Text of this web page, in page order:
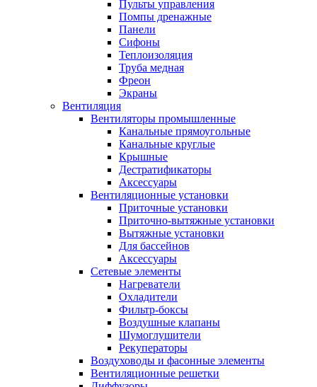
Пульты управления
Помпы дренажные
Панели
Сифоны
Теплоизоляция
Труба медная
Фреон
Экраны
Вентиляция
Вентиляторы промышленные
Канальные прямоугольные
Канальные круглые
Крышные
Дестратификаторы
Аксессуары
Вентиляционные установки
Приточные установки
Приточно-вытяжные установки
Вытяжные установки
Для бассейнов
Аксессуары
Сетевые элементы
Нагреватели
Охладители
Фильтр-боксы
Воздушные клапаны
Шумоглушители
Рекуператоры
Воздуховоды и фасонные элементы
Вентиляционные решетки